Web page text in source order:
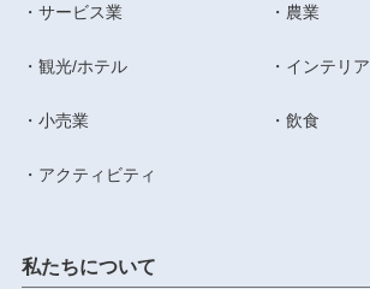
私たちについて
サービス業
観光/ホテル
小売業
アクティビティ
農業
インテリア
飲食